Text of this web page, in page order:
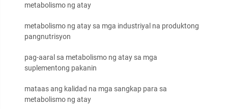
metabolismo ng atay
metabolismo ng atay sa mga industriyal na produktong
pangnutrisyon
pag-aaral sa metabolismo ng atay sa mga
suplementong pakanin
mataas ang kalidad na mga sangkap para sa
metabolismo ng atay